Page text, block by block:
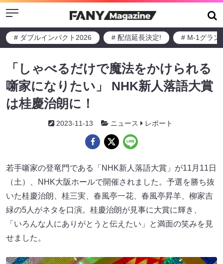
Menu
# ダブルインパクト2026 # 配信延長決定! # M-1グラン
「しゃべるだけで魔法をかけられる
噺家になりたい」 NHK新人落語大賞
は桂慶治朗に！
2023-11-13 ニュース レポート
若手噺家の登竜門である「NHK新人落語大賞」が11月11日
（土）、NHK大阪ホールで開催されました。予選を勝ち抜
いた桂慶治朗、桂三実、春風亭一花、春風亭昇羊、柳家吉
緑の5人がネタを口演。桂慶治朗が見事に大賞に輝き、
「いろんな人にありがとうと伝えたい」と満面の笑みを見
せました。